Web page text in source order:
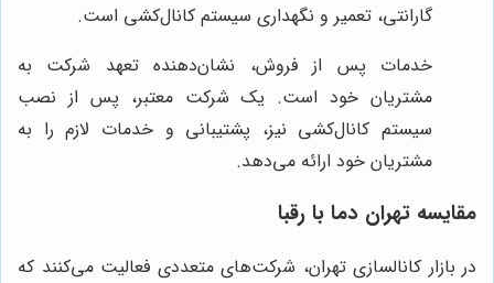
گارانتی، تعمیر و نگهداری سیستم کانال‌کشی است.
خدمات پس از فروش، نشان‌دهنده تعهد شرکت به
مشتریان خود است. یک شرکت معتبر، پس از نصب
سیستم کانال‌کشی نیز، پشتیبانی و خدمات لازم را به
مشتریان خود ارائه می‌دهد.
مقایسه تهران دما با رقبا
در بازار کانالسازی تهران، شرکت‌های متعددی فعالیت می‌کنند که